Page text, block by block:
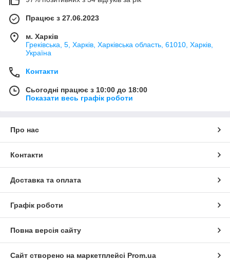
Працює з 27.06.2023
м. Харків
Греківська, 5, Харків, Харківська область, 61010, Харків,
Україна
Контакти
Сьогодні працює з 10:00 до 18:00
Показати весь графік роботи
Про нас
Контакти
Доставка та оплата
Графік роботи
Повна версія сайту
Сайт створено на маркетплейсі Prom.ua